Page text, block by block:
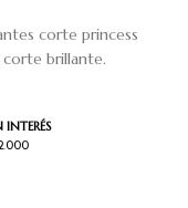
INTERÉS
corte princess
brillante.